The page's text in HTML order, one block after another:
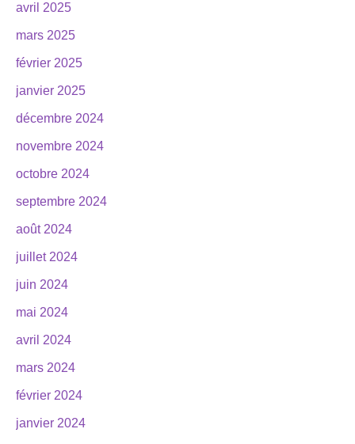
avril 2025
mars 2025
février 2025
janvier 2025
décembre 2024
novembre 2024
octobre 2024
septembre 2024
août 2024
juillet 2024
juin 2024
mai 2024
avril 2024
mars 2024
février 2024
janvier 2024